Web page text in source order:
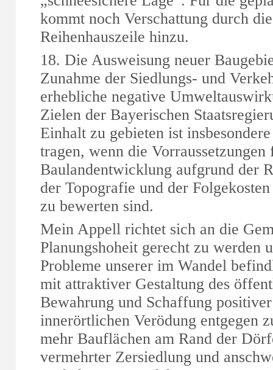
kommt noch Verschattung durch
Reihenhauszeile hinzu.
18. Die Ausweisung neuer
Zunahme der Siedlungs- und
erhebliche negative
Zielen der Bayerischen
Einhalt zu gebieten ist
tragen, wenn die Vorraussetzungen
Baulandentwicklung aufgrund der
der Topografie und der
zu bewerten sind.
Mein Appell richtet sich an die
Planungshoheit gerecht zu werden
Probleme unserer im Wandel
mit attraktiver Gestaltung des
Bewahrung und Schaffung
innerörtlichen Verödung entgegen
mehr Bauflächen am Rand der
vermehrter Zersiedlung und